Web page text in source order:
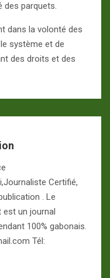
des parquets.
dans la volonté des
système et de
des droits et des
Certifié,
. Le
est un journal
100% gabonais.
Tél: